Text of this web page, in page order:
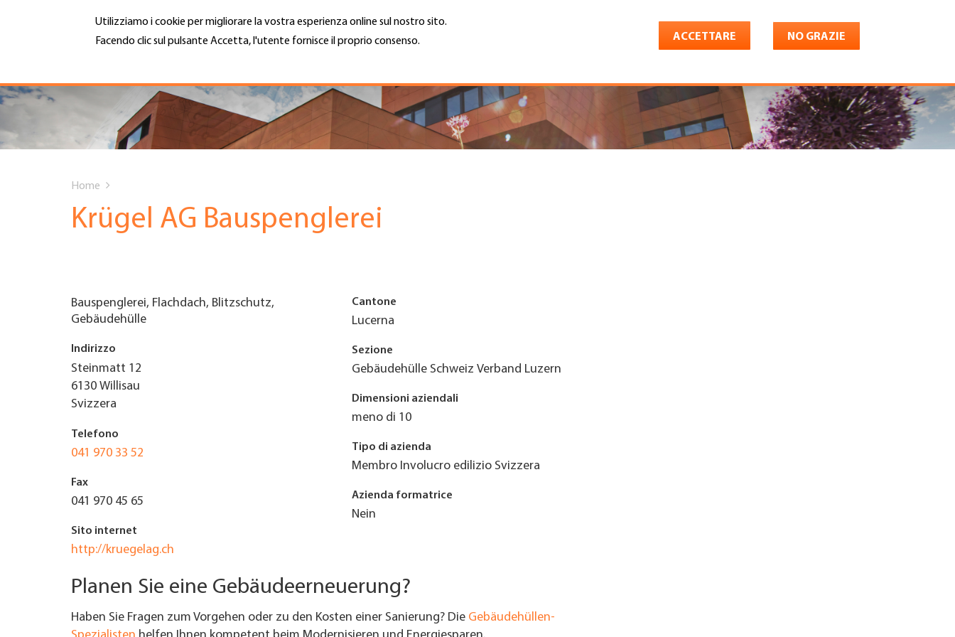
Utilizziamo i cookie per migliorare la vostra esperienza online sul nostro sito.
Facendo clic sul pulsante Accetta, l'utente fornisce il proprio consenso.
ACCETTARE NO GRAZIE
Hauptnavigation
CHI SIAMO
SERVIZI
DATE EVENTI
CARRIERA E LAVORO
TROVARE AZIENDA
RIVISTA SPECIALIZZATA
MENU Cerca
Top
Menu
are
Home
Krügel AG Bauspenglerei
Bauspenglerei, Flachdach, Blitzschutz,
Gebäudehülle
Indirizzo
Steinmatt 12
6130 Willisau
Svizzera
Telefono
041 970 33 52
Fax
041 970 45 65
Sito internet
http://kruegelag.ch
Cantone
Lucerna
Sezione
Gebäudehülle Schweiz Verband Luzern
Dimensioni aziendali
meno di 10
Tipo di azienda
Membro Involucro edilizio Svizzera
Azienda formatrice
Nein
Planen Sie eine Gebäudeerneuerung?
Haben Sie Fragen zum Vorgehen oder zu den Kosten einer Sanierung? Die Gebäudehüllen-